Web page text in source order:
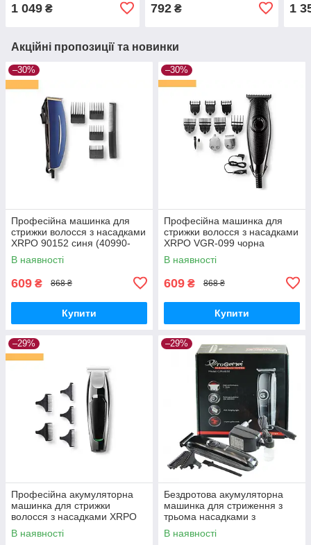
1 049 ₴ 792₴ 1
Акційні пропозиції та новинки
–30%
Професійна машинка для
стрижки волосся з насадками
XRPO 90152 синя (40990-
DSP-90152)
В наявності
609 ₴ 868 ₴
Купити
–30%
Професійна машинка для
стрижки волосся з насадками
XRPO VGR-099 чорна
(41467-099_378)
В наявності
609 ₴ 868 ₴
Купити
–29%
Професійна акумуляторна
машинка для стрижки
волосся з насадками XRPO
VGR-030 чорна (41242-
030_283)
В наявності
–29%
Бездротова акумуляторна
машинка для стриження з
трьома насадками з
неіржавкої сталі Gemei GM-
6050
В наявності